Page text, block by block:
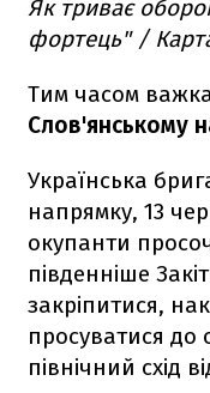
Як триває
фортець" /
Тим часом
Слов'янському
Українська
напрямку, 13
окупанти
південніше
закріпитися,
просуватися
північний схід